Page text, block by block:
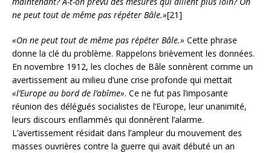
ne peut tout de même pas répéter Bâle.»[21]
«On ne peut tout de même pas répéter Bâle.» Cette phrase
donne la clé du problème. Rappelons brièvement les données.
En novembre 1912, les cloches de Bâle sonnèrent comme un
avertissement au milieu d’une crise profonde qui mettait
«l’Europe au bord de l’abîme». Ce ne fut pas l’imposante
réunion des délégués socialistes de l’Europe, leur unanimité,
leurs discours enflammés qui donnèrent l’alarme.
L’avertissement résidait dans l’ampleur du mouvement des
masses ouvrières contre la guerre qui avait débuté un an